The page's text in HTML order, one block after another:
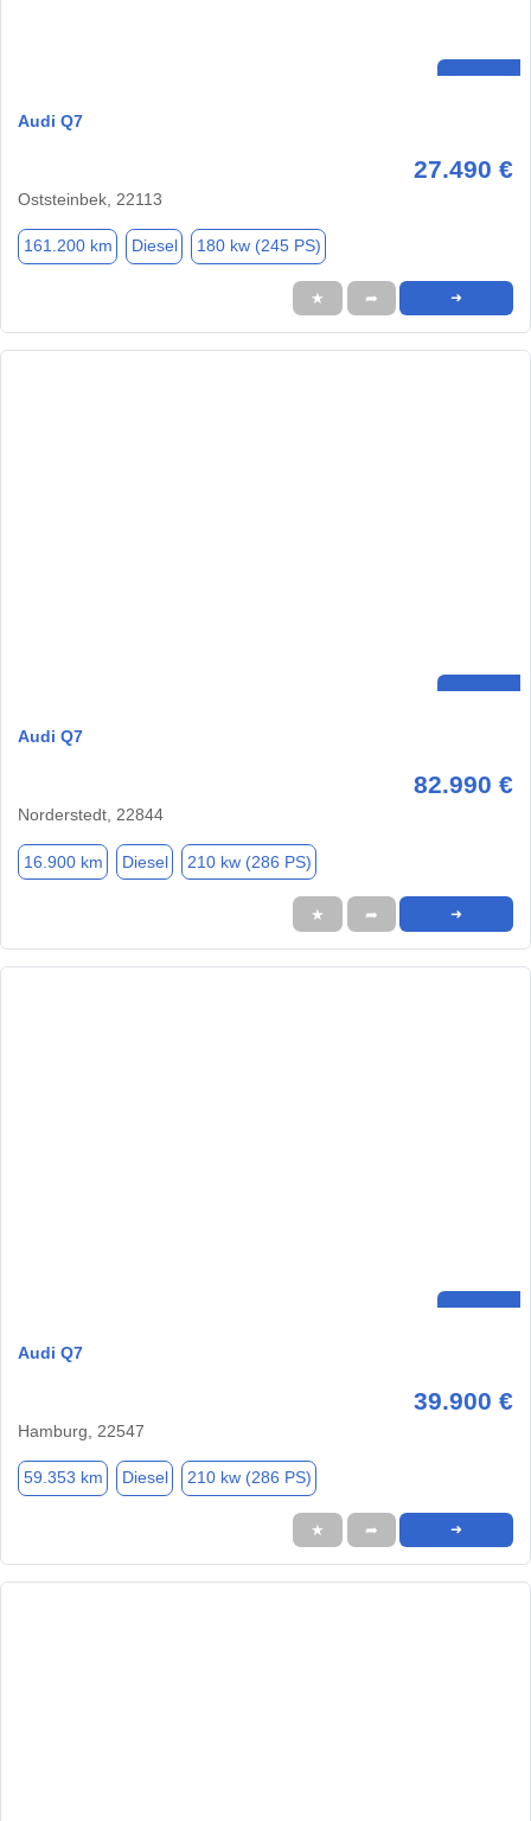
Audi Q7
27.490 €
Oststeinbek, 22113
161.200 km Diesel 180 kw (245 PS)
★ ➦ ➜
Audi Q7
82.990 €
Norderstedt, 22844
16.900 km Diesel 210 kw (286 PS)
★ ➦ ➜
Audi Q7
39.900 €
Hamburg, 22547
59.353 km Diesel 210 kw (286 PS)
★ ➦ ➜